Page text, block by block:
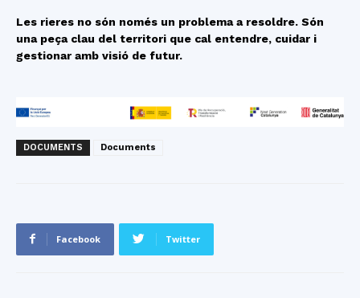
Les rieres no són només un problema a resoldre. Són
una peça clau del territori que cal entendre, cuidar i
gestionar amb visió de futur.
DOCUMENTS Documents
Facebook Twitter